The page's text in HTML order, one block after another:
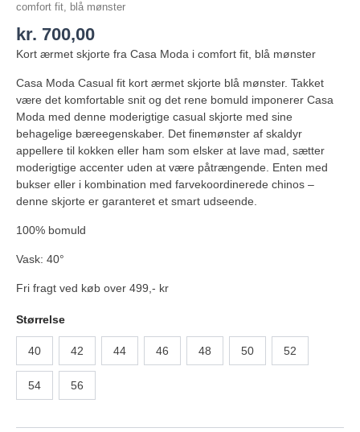
comfort fit, blå mønster
kr. 700,00
Kort ærmet skjorte fra Casa Moda i comfort fit, blå mønster
Casa Moda Casual fit kort ærmet skjorte blå mønster. Takket
være det komfortable snit og det rene bomuld imponerer Casa
Moda med denne moderigtige casual skjorte med sine
behagelige bæreegenskaber. Det finemønster af skaldyr
appellere til kokken eller ham som elsker at lave mad, sætter
moderigtige accenter uden at være påtrængende. Enten med
bukser eller i kombination med farvekoordinerede chinos –
denne skjorte er garanteret et smart udseende.
100% bomuld
Vask: 40°
Fri fragt ved køb over 499,- kr
Størrelse
40 42 44 46 48 50 52
54 56